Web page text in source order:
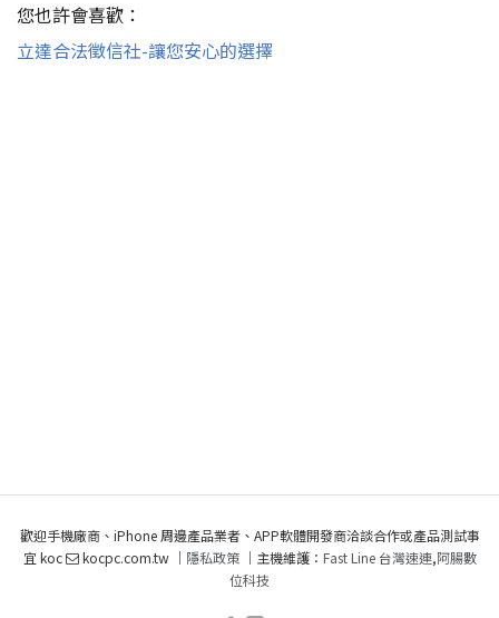
您也許會喜歡：
立達合法徵信社-讓您安心的選擇
歡迎手機廠商、iPhone 周邊產品業者、APP軟體開發商洽談合作或產品測試事
宜 koc
kocpc.com.tw ｜ 隱私政策｜主機維護： Fast Line 台灣速連,阿腸數
位科技